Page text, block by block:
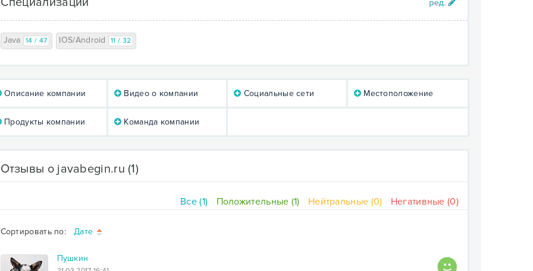
Java 14 / 47 IOS/Android 11 / 32
Описание компании Видео о компании Социальные сети Местоположение
Продукты компании Команда компании
Отзывы о javabegin.ru (1)
Все (1) Положительные (1) Нейтральные (0) Негативные (0)
Сортировать по: Дате
Пушкин